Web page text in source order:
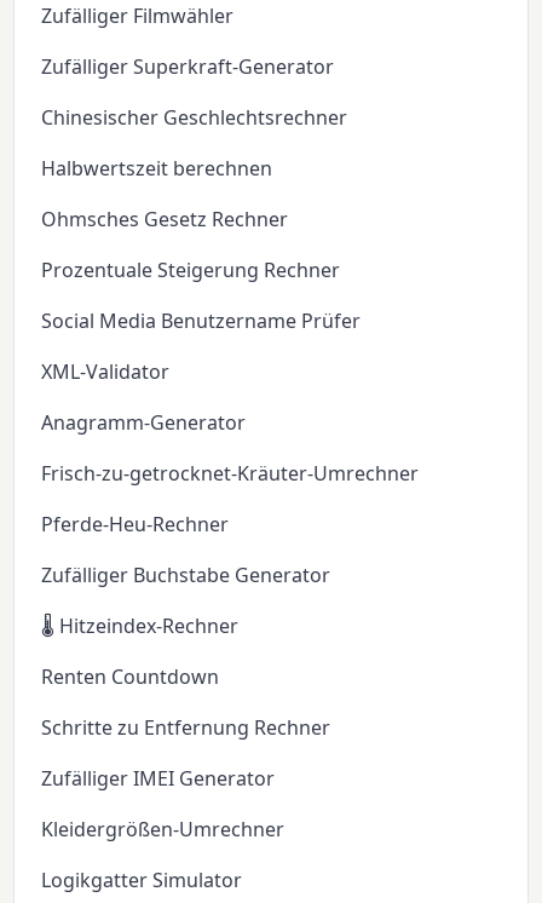
Zufälliger Filmwähler
Zufälliger Superkraft-Generator
Chinesischer Geschlechtsrechner
Halbwertszeit berechnen
Ohmsches Gesetz Rechner
Prozentuale Steigerung Rechner
Social Media Benutzername Prüfer
XML-Validator
Anagramm-Generator
Frisch-zu-getrocknet-Kräuter-Umrechner
Pferde-Heu-Rechner
Zufälliger Buchstabe Generator
🌡️ Hitzeindex-Rechner
Renten Countdown
Schritte zu Entfernung Rechner
Zufälliger IMEI Generator
Kleidergrößen-Umrechner
Logikgatter Simulator